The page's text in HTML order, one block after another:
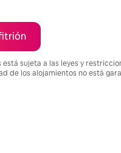
sujeta a las leyes y
de los alojamientos no está